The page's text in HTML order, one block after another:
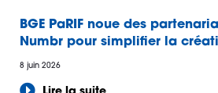
BGE PaRIF noue des
Numbr pour simplifier la
8 juin 2026